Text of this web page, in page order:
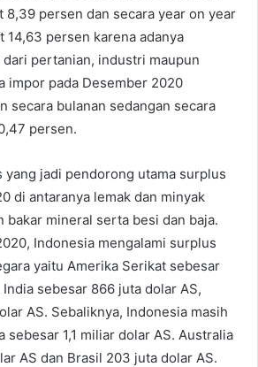
8,39 persen dan secara year on year
14,63 persen karena adanya
pertanian, industri maupun
impor pada Desember 2020
secara bulanan sedangan secara
persen.
yang jadi pendorong utama surplus
di antaranya lemak dan minyak
bakar mineral serta besi dan baja.
Indonesia mengalami surplus
yaitu Amerika Serikat sebesar
sebesar 866 juta dolar AS,
AS. Sebaliknya, Indonesia masih
sebesar 1,1 miliar dolar AS. Australia
AS dan Brasil 203 juta dolar AS.